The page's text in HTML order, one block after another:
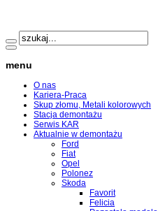
menu
O nas
Kariera-Praca
Skup złomu, Metali kolorowych
Stacja demontażu
Serwis KAR
Aktualnie w demontażu
Ford
Fiat
Opel
Polonez
Skoda
Favorit
Felicia